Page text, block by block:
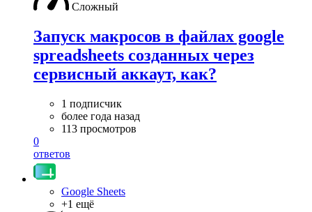
Сложный
Запуск макросов в файлах google
spreadsheets созданных через
сервисный аккаут, как?
1 подписчик
более года назад
113 просмотров
0
ответов
Google Sheets
+1 ещё